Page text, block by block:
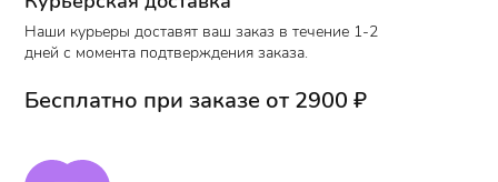
Наши курьеры доставят ваш заказ в течение 1-2
дней с момента подтверждения заказа.
Бесплатно при заказе от 2900 ₽